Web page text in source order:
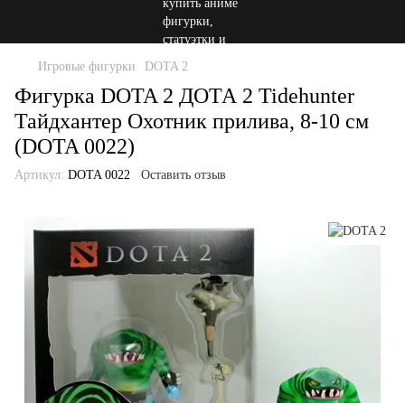
Игровые фигурки DOTA 2
Фигурка DOTA 2 ДОТА 2 Tidehunter
Тайдхантер Охотник прилива, 8-10 см
(DOTA 0022)
Артикул: DOTA 0022 Оставить отзыв